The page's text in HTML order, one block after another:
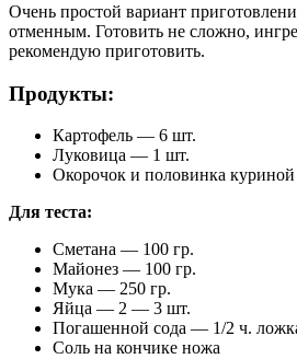
Очень простой вариант
отменным. Готовить не сложно,
рекомендую приготовить.
Продукты:
Картофель — 6 шт.
Луковица — 1 шт.
Окорочок и половинка куриной
Для теста:
Сметана — 100 гр.
Майонез — 100 гр.
Мука — 250 гр.
Яйца — 2 — 3 шт.
Погашенной сода — 1/2 ч.
Соль на кончике ножа